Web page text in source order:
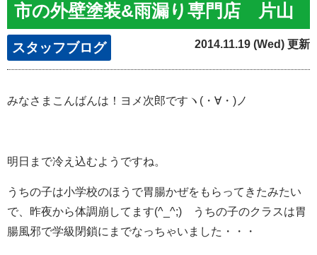
市の外壁塗装&雨漏り専門店 片山
スタッフブログ 2014.11.19 (Wed) 更新
みなさまこんばんは！ヨメ次郎ですヽ(・∀・)ノ
明日まで冷え込むようですね。
うちの子は小学校のほうで胃腸かぜをもらってきたみたい
で、昨夜から体調崩してます(^_^;) うちの子のクラスは胃
腸風邪で学級閉鎖にまでなっちゃいました・・・